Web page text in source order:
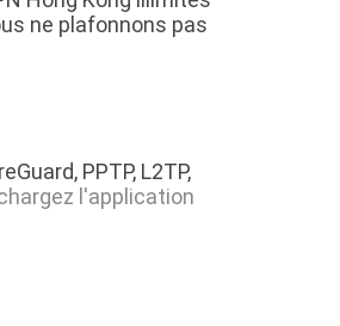
ne plafonnons pas
PPTP, L2TP,
l'application